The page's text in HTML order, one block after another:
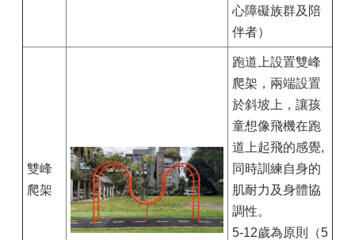
心障礙族群及陪
伴者）
雙峰
爬架
跑道上設置雙峰
爬架，兩端設置
於斜坡上，讓孩
童想像飛機在跑
道上起飛的感覺,
同時訓練自身的
肌耐力及身體協
調性。
5-12歲為原則（5